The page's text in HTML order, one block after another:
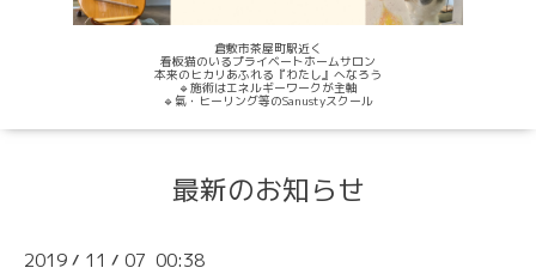
倉敷市茶屋町駅近く
看板猫のいるプライベートホームサロン
本来のヒカリあふれる『わたし』へなろう
🔹施術はエネルギーワークが主軸
🔹氣・ヒーリング等のSanustyスクール
最新のお知らせ
2019 / 11 / 07 00:38